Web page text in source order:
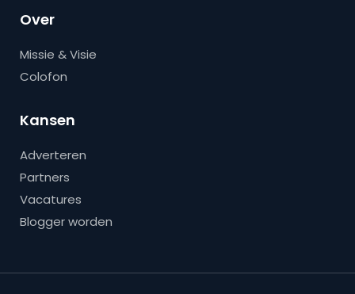
Over
Missie & Visie
Colofon
Kansen
Adverteren
Partners
Vacatures
Blogger worden